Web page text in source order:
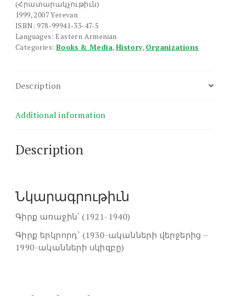
2
quantity
(Հրատարակչութիւն)
1999, 2007 Yerevan
ISBN: 978-99941-33-47-5
Languages: Eastern Armenian
Categories: Books & Media, History, Organizations
Description
Additional information
Description
Նկարագրութիւն
Գիրք առաջին՝ (1921-1940)
Գիրք երկրորդ՝ (1930-ականների վերջերից –
1990-ականների սկիզբը)